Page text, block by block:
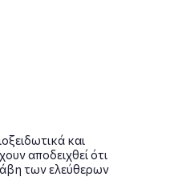
και
αποδειχθεί ότι
των ελεύθερων